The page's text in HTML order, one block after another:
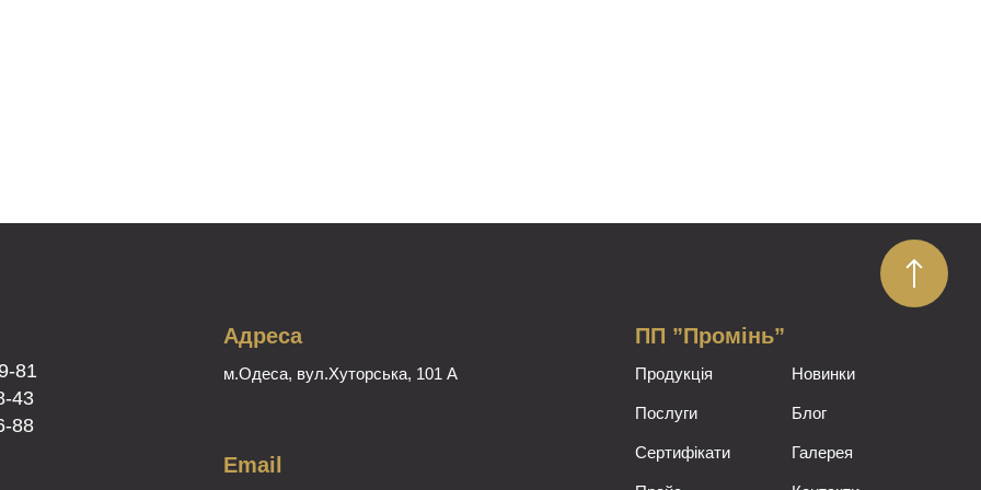
81
43
88
Адреса
м.Одеса, вул.Хуторська, 101 А
Email
ПП ”Промінь”
Продукція
Послуги
Сертифікати
Новинки
Блог
Галерея